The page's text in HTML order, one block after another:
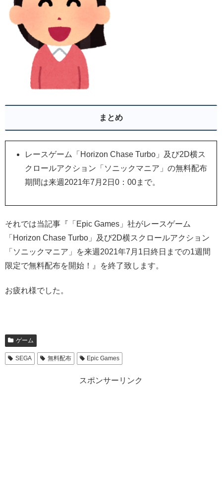
まとめ
レースゲーム「Horizon Chase Turbo」及び2D横ス
クロールアクション「ソニックマニア」の無料配布
期間は来週2021年7月2日0：00まで。
それでは当記事『「Epic Games」社がレースゲーム
「Horizon Chase Turbo」及び2D横スクロールアクション
「ソニックマニア」を来週2021年7月1日終日までの1週間
限定で無料配布を開始！』を終了致します。
お疲れ様でした。
ゲーム
SEGA 無料配布 Epic Games
スポンサーリンク